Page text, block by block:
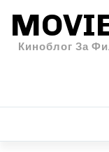
Киноблог За